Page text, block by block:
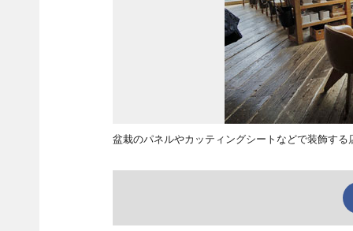
盆栽のパネルやカッティングシートなどで装飾する